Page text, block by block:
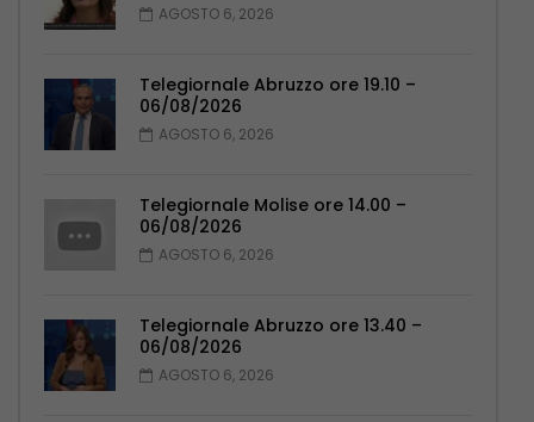
AGOSTO 6, 2026
Telegiornale Abruzzo ore 19.10 –
06/08/2026
AGOSTO 6, 2026
Telegiornale Molise ore 14.00 –
06/08/2026
AGOSTO 6, 2026
Telegiornale Abruzzo ore 13.40 –
06/08/2026
AGOSTO 6, 2026